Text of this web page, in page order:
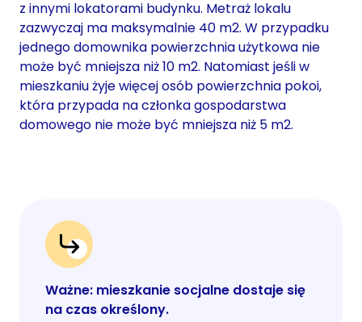
z innymi lokatorami budynku. Metraż lokalu
zazwyczaj ma maksymalnie 40 m2. W przypadku
jednego domownika powierzchnia użytkowa nie
może być mniejsza niż 10 m2. Natomiast jeśli w
mieszkaniu żyje więcej osób powierzchnia pokoi,
która przypada na członka gospodarstwa
domowego nie może być mniejsza niż 5 m2.
Ważne: mieszkanie socjalne dostaje się
na czas określony.